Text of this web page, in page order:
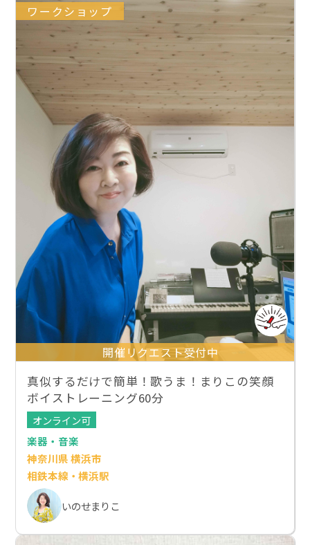
ワークショップ
開催リクエスト受付中
真似するだけで簡単！歌うま！まりこの笑顔
ボイストレーニング60分
オンライン可
楽器・音楽
神奈川県 横浜市
相鉄本線・横浜駅
いのせまりこ